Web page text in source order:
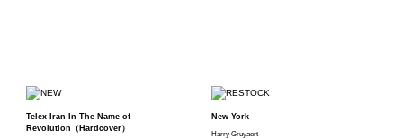
Telex Iran In The Name of
Revolution（Hardcover）
New York
Harry Gruyaert